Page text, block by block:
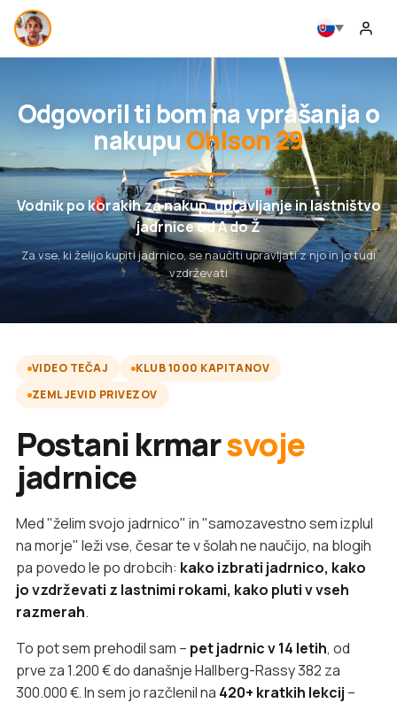
Odgovoril ti bom na vprašanja o
nakupuOhlson 29
Vodnik po korakih za nakup, upravljanje in lastništvo
jadrnice od A do Ž
Za vse, ki želijo kupiti jadrnico, se naučiti upravljati z njo in jo tudi
vzdrževati
VIDEO TEČAJ
KLUB 1000 KAPITANOV
ZEMLJEVID PRIVEZOV
Postani krmarsvoje
jadrnice
Med "želim svojo jadrnico" in "samozavestno sem izplul
na morje" leži vse, česar te v šolah ne naučijo, na blogih
pa povedo le po drobcih: kako izbrati jadrnico, kako
jo vzdrževati z lastnimi rokami, kako pluti v vseh
razmerah.
To pot sem prehodil sam – pet jadrnic v 14 letih, od
prve za 1.200 € do današnje Hallberg-Rassy 382 za
300.000 €. In sem jo razčlenil na 420+ kratkih lekcij –